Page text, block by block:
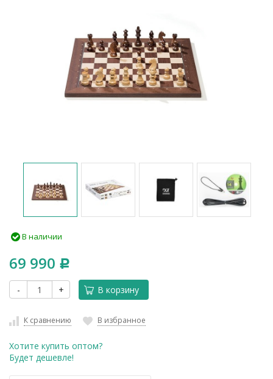
В наличии
69 990 Р
- + В корзину
К сравнению В избранное
Хотите купить оптом?
Будет дешевле!